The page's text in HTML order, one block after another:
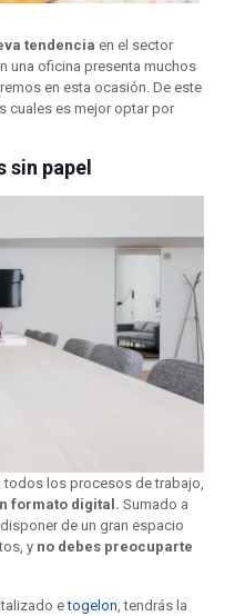
tendencia en el sector
una oficina presenta muchos
en esta ocasión. De este
cuales es mejor optar por
sin papel
todos los procesos de trabajo,
formato digital. Sumado a
de un gran espacio
y no debes preocuparte
etogelon , tendrás la